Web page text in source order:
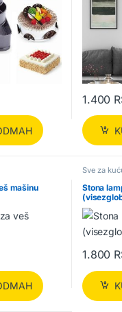
1.400
mašinu
Sve za
Stona
1.800